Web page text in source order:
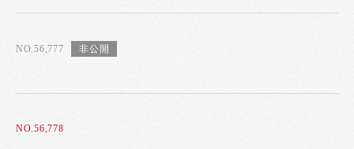
NO.56,777
NO.56,778